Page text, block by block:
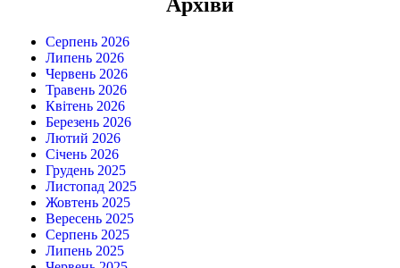
Серпень 2026
Липень 2026
Червень 2026
Травень 2026
Квітень 2026
Березень 2026
Лютий 2026
Січень 2026
Грудень 2025
Листопад 2025
Жовтень 2025
Вересень 2025
Серпень 2025
Липень 2025